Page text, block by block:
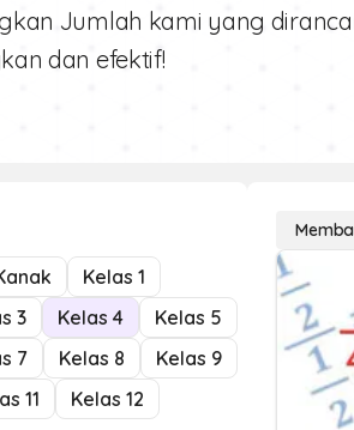
Jumlah kami yang
dan efektif!
Kelas 1
3 Kelas 4
Kelas 5
7 Kelas 8
Kelas 9
11 Kelas 12